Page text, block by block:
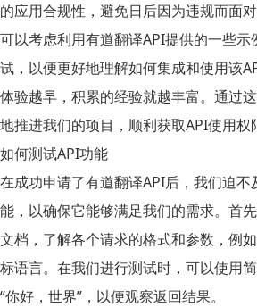
的应用合规性，避免日后因为违规而面
可以考虑利用有道翻译API提供的一些示
试，以便更好地理解如何集成和使用该
体验越早，积累的经验就越丰富。通过
地推进我们的项目，顺利获取API使用权
如何测试API功能
在成功申请了有道翻译API后，我们迫不
能，以确保它能够满足我们的需求。首
文档，了解各个请求的格式和参数，例
标语言。在我们进行测试时，可以使用
“你好，世界”，以便观察返回结果。